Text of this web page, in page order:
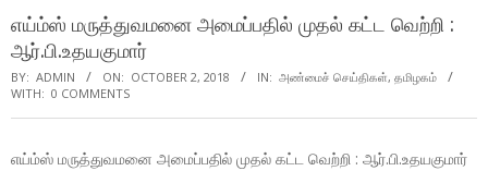
எய்ம்ஸ் மருத்துவமனை அமைப்பதில் முதல் கட்ட வெற்றி :
ஆர்.பி.உதயகுமார்
BY: ADMIN ON: OCTOBER 2, 2018 IN: அண்மைச் செய்திகள், தமிழகம்
WITH: 0 COMMENTS
எய்ம்ஸ் மருத்துவமனை அமைப்பதில் முதல் கட்ட வெற்றி : ஆர்.பி.உதயகுமார்